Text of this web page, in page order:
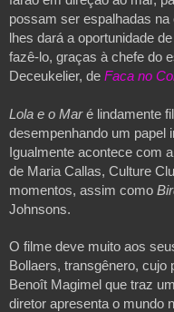
possam ser espalhadas
lhes dará a oportunidade
fazê-lo, graças à chefe do
Deceukelier, de Faca no
Lola e o Mar é lindamente
desempenhando um papel
Igualmente acontece com
de Maria Callas, Culture
momentos, assim como
Johnsons.
O filme deve muito aos
Bollaers, transgênero, cujo
Benoît Magimel que traz
diretor apresenta o mundo